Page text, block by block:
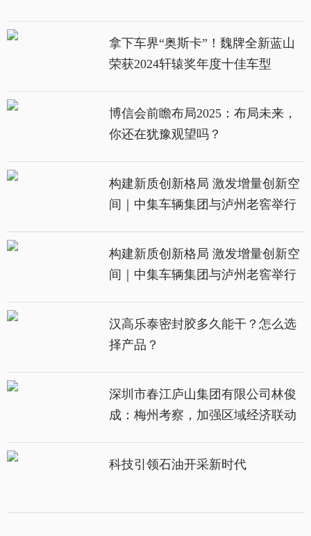
拿下车界“奥斯卡”！魏牌全新蓝山
荣获2024轩辕奖年度十佳车型
博信会前瞻布局2025：布局未来，
你还在犹豫观望吗？
构建新质创新格局 激发增量创新空
间｜中集车辆集团与泸州老窖举行
构建新质创新格局 激发增量创新空
间｜中集车辆集团与泸州老窖举行
汉高乐泰密封胶多久能干？怎么选
择产品？
深圳市春江庐山集团有限公司林俊
成：梅州考察，加强区域经济联动
科技引领石油开采新时代